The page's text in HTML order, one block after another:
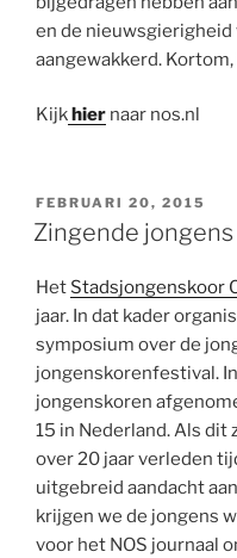
en de nieuwsgierigheid
aangewakkerd.
Kijkhier naar nos.nl
GEPLAATST
OP
FEBRUARI 20, 2015
Zingende
Het Stadsjongenskoor
jaar. In dat kader
symposium over de
jongenskorenfestival.
jongenskoren
15 in Nederland. Als dit
over 20 jaar verleden
uitgebreid aandacht
krijgen we de jongens
voor het NOS journaal